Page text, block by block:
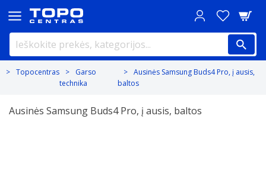
Topocentras
Garso
technika
Ausinės Samsung Buds4 Pro, į ausis,
baltos
Ausinės Samsung Buds4 Pro, į ausis, baltos